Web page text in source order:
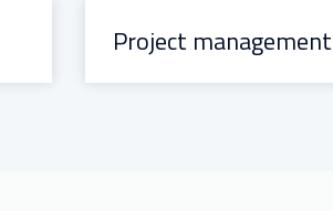
Project management